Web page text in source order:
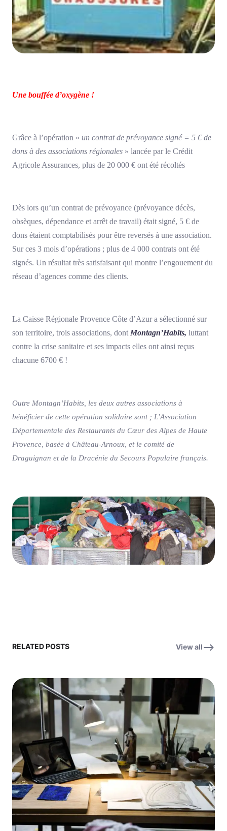
Une bouffée d’oxygène !
Grâce à l’opération « un contrat de prévoyance signé = 5 € de
dons à des associations régionales » lancée par le Crédit
Agricole Assurances, plus de 20 000 € ont été récoltés
Dès lors qu’un contrat de prévoyance (prévoyance décès,
obsèques, dépendance et arrêt de travail) était signé, 5 € de
dons étaient comptabilisés pour être reversés à une association.
Sur ces 3 mois d’opérations ; plus de 4 000 contrats ont été
signés. Un résultat très satisfaisant qui montre l’engouement du
réseau d’agences comme des clients.
La Caisse Régionale Provence Côte d’Azur a sélectionné sur
son territoire, trois associations, dont Montagn’Habits, luttant
contre la crise sanitaire et ses impacts elles ont ainsi reçus
chacune 6700 € !
Outre Montagn’Habits, les deux autres associations à
bénéficier de cette opération solidaire sont ; L’Association
Départementale des Restaurants du Cœur des Alpes de Haute
Provence, basée à Château-Arnoux, et le comité de
Draguignan et de la Dracénie du Secours Populaire français.
RELATED POSTS View all